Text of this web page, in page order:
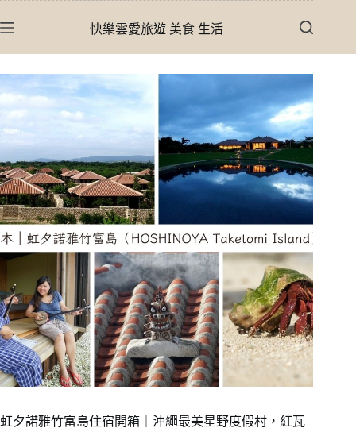
至
內
容
快樂雲愛旅遊 美食 生活
虹夕諾雅竹富島住宿開箱｜沖繩最美星野度假村，紅瓦